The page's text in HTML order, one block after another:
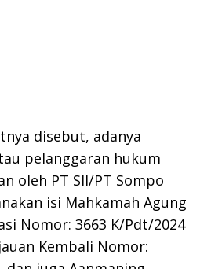
disebut, adanya
pelanggaran hukum
oleh PT SII/PT Sompo
isi Mahkamah Agung
Nomor: 3663 K/Pdt/2024
Kembali Nomor: